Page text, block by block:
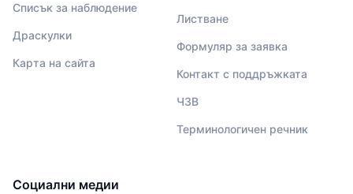
Списък за наблюдение
Драскулки
Карта на сайта
Листване
Формуляр за заявка
Контакт с поддръжката
ЧЗВ
Терминологичен речник
Социални медии